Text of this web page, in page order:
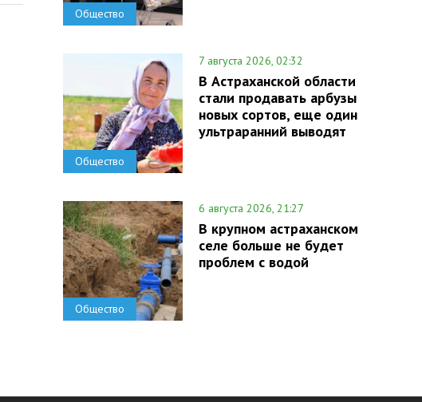
Общество
Общество
7 августа 2026, 02:32
В Астраханской области
стали продавать арбузы
новых сортов, еще один
ультраранний выводят
Общество
6 августа 2026, 21:27
В крупном астраханском
селе больше не будет
проблем с водой